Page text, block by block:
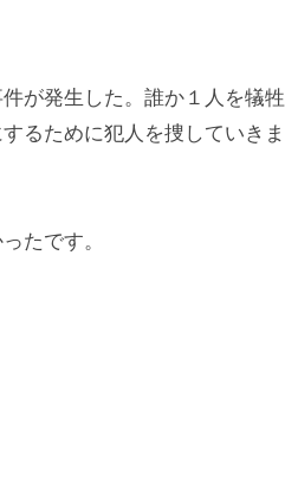
が発生した。誰か１人を犠牲
るために犯人を捜していきま
たです。